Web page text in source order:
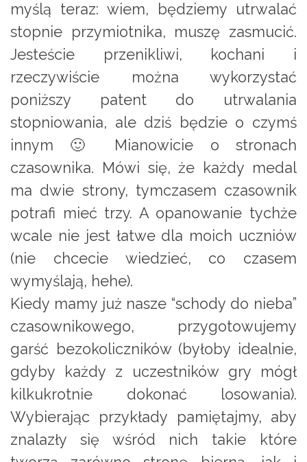
myślą teraz: wiem, będziemy utrwalać
stopnie przymiotnika, muszę zasmucić.
Jesteście przenikliwi, kochani i
rzeczywiście można wykorzystać
poniższy patent do utrwalania
stopniowania, ale dziś będzie o czymś
innym 🙂 Mianowicie o stronach
czasownika. Mówi się, że każdy medal
ma dwie strony, tymczasem czasownik
potrafi mieć trzy. A opanowanie tychże
wcale nie jest łatwe dla moich uczniów
(nie chcecie wiedzieć, co czasem
wymyślają, hehe).
Kiedy mamy już nasze “schody do nieba”
czasownikowego, przygotowujemy
garść bezokoliczników (byłoby idealnie,
gdyby każdy z uczestników gry mógł
kilkukrotnie dokonać losowania).
Wybierając przykłady pamiętajmy, aby
znalazły się wśród nich takie które